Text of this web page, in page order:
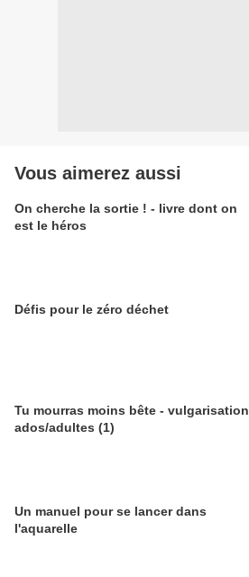
Vous aimerez aussi
On cherche la sortie ! - livre dont on
est le héros
Défis pour le zéro déchet
Tu mourras moins bête - vulgarisation
ados/adultes (1)
Un manuel pour se lancer dans
l'aquarelle